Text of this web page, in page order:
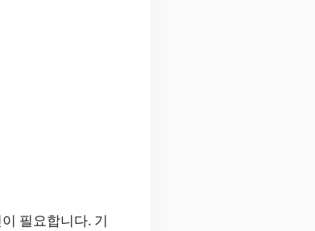
필요합니다. 기